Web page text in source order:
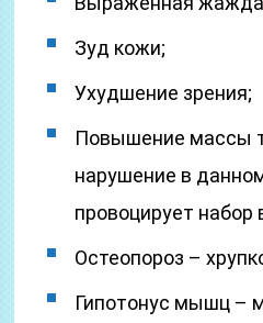
Зуд кожи;
Ухудшение зрения;
Повышение массы
нарушение в
провоцирует набор
Остеопороз –
Гипотонус мышц –